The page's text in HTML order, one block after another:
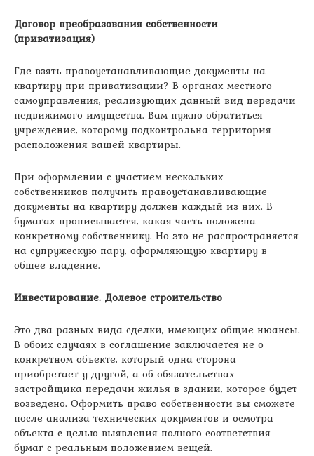
Договор преобразования собственности
(приватизация)
Где взять правоустанавливающие документы на
квартиру при приватизации? В органах местного
самоуправления, реализующих данный вид передачи
недвижимого имущества. Вам нужно обратиться
учреждение, которому подконтрольна территория
расположения вашей квартиры.
При оформлении с участием нескольких
собственников получить правоустанавливающие
документы на квартиру должен каждый из них. В
бумагах прописывается, какая часть положена
конкретному собственнику. Но это не распространяется
на супружескую пару, оформляющую квартиру в
общее владение.
Инвестирование. Долевое строительство
Это два разных вида сделки, имеющих общие нюансы.
В обоих случаях в соглашение заключается не о
конкретном объекте, который одна сторона
приобретает у другой, а об обязательствах
застройщика передачи жилья в здании, которое будет
возведено. Оформить право собственности вы сможете
после анализа технических документов и осмотра
объекта с целью выявления полного соответствия
бумаг с реальным положением вещей.